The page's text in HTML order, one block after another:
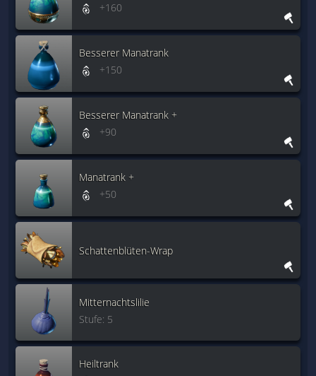
+160
Besserer Manatrank
+150
Besserer Manatrank +
+90
Manatrank +
+50
Schattenblüten-Wrap
Mitternachtslilie
Stufe: 5
Heiltrank